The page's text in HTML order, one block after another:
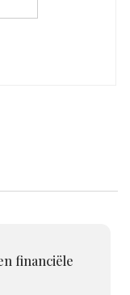
financiële